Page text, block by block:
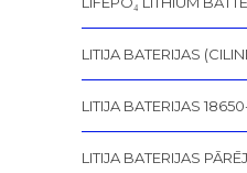
LITIJA BATERIJAS
LITIJA BATERIJAS
LITIJA BATERIJAS